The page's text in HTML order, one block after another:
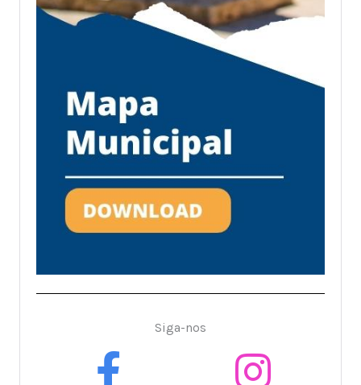
Siga-nos